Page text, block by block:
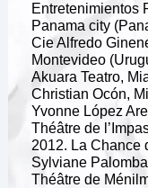
Entretenimientos
Panama city
Cie Alfredo
Montevideo
Akuara Teatro,
Christian Ocón,
Yvonne López
Théâtre de
2012. La Chance
Sylviane
Théâtre de